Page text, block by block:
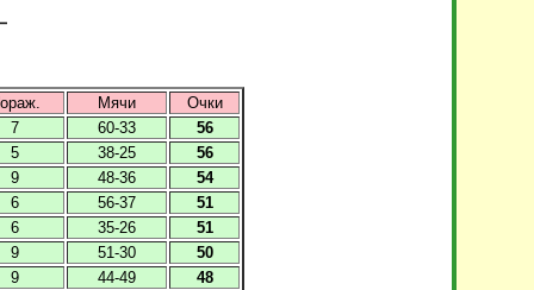
Мячи
Очки
7 60-33
56
5 38-25
56
9 48-36
54
6 56-37
51
6 35-26
51
9 51-30
50
9 44-49
48